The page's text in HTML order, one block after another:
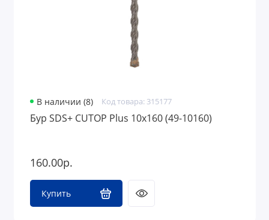
В наличии (8) Код товара: 315177
Бур SDS+ CUTOP Plus 10х160 (49-10160)
160.00р.
Купить